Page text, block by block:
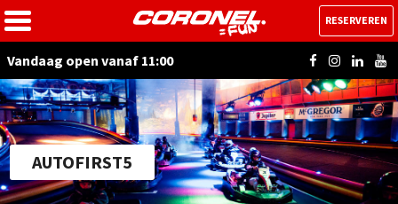
Vandaag open vanaf 11:00
RESERVEREN
AUTOFIRST5